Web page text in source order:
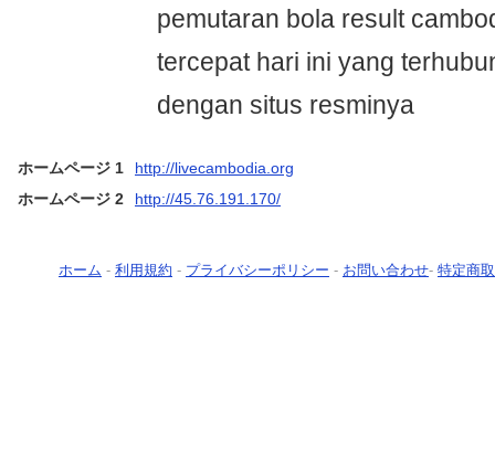
pemutaran bola result
tercepat hari ini yang
dengan situs resminya
ホームページ 1
http://livecambodia.org
ホームページ 2
http://45.76.191.170/
ホーム - 利用規約 - プライバシーポリシー - お問い合わせ- 特定商